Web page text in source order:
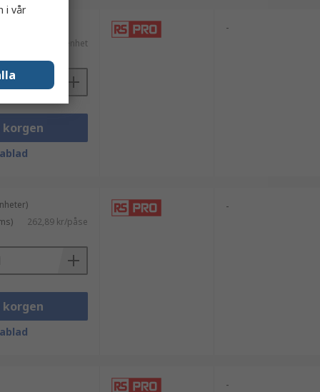
490,99 kr/enhet
korgen
-
262,89 kr/påse
korgen
-
-
i vår